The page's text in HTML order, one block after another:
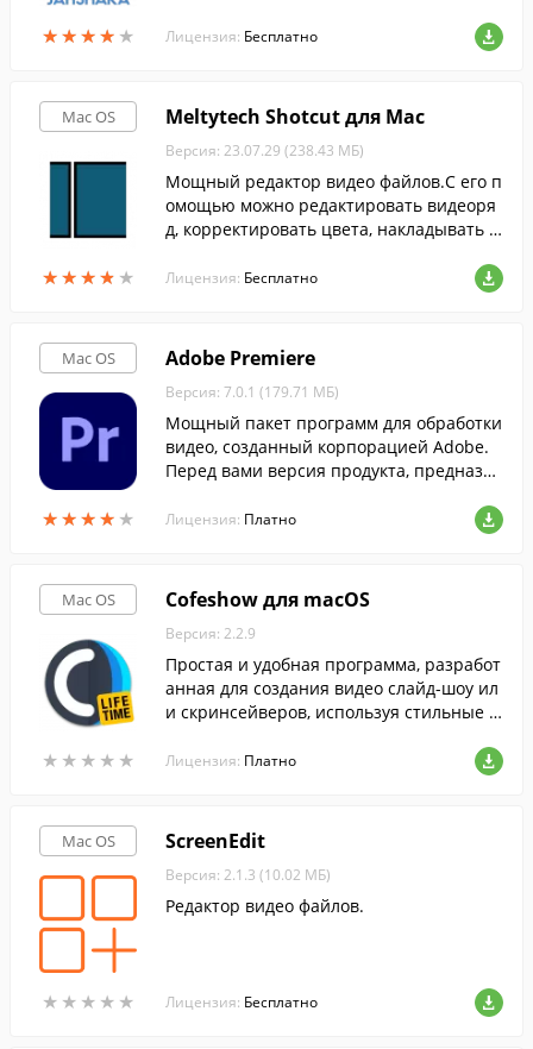
★★★★ ★
★★★★ ★
анимацию, корректировать цвета и пр.
Лицензия: Бесплатно
Mac OS
★★★★ ★
★★★★ ★
Meltytech Shotcut для Mac
Версия: 23.07.29 (238.43 МБ)
Мощный редактор видео файлов.С его п
омощью можно редактировать видеоря
д, корректировать цвета, накладывать э
другое.
Лицензия: Бесплатно
Mac OS
★★★★ ★
★★★★ ★
Adobe Premiere
Версия: 7.0.1 (179.71 МБ)
Мощный пакет программ для обработки
видео, созданный корпорацией Adobe.
Перед вами версия продукта, предназна
Лицензия: Платно
Mac OS
★ ★ ★ ★ ★
★ ★ ★ ★ ★
Cofeshow для macOS
Версия: 2.2.9
Простая и удобная программа, разработ
анная для создания видео слайд-шоу ил
и скринсейверов, используя стильные ш
Лицензия: Платно
Mac OS
★ ★ ★ ★ ★
★ ★ ★ ★ ★
ScreenEdit
Версия: 2.1.3 (10.02 МБ)
Редактор видео файлов.
Лицензия: Бесплатно